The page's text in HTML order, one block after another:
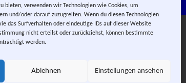
bieten, verwenden wir Technologien wie Cookies, um
und/oder darauf zuzugreifen. Wenn du diesen Technologien
das Surfverhalten oder eindeutige IDs auf dieser Website
nicht erteilst oder zurückziehst, können bestimmte
werden.
Ablehnen Einstellungen ansehen
Facebook
Instagram
E-Mail
RSS-Feed